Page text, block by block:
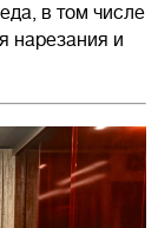
в том числе
нарезания и